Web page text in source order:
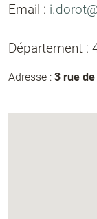
Email :
Département :
Adresse : 3 rue